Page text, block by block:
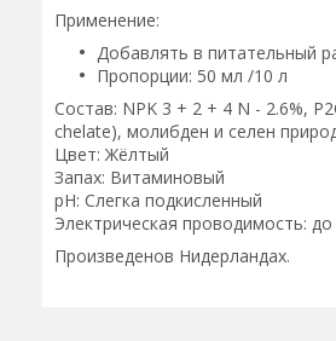
Применение:
Добавлять в питательный
Пропорции: 50 мл /10 л
Состав: NPK 3 + 2 + 4 N - 2.6%,
chelate), молибден и селен
Цвет: Жёлтый
Запах: Витаминовый
pH: Cлегка подкисленный
Электрическая проводимость:
Произведенов Нидерландах.